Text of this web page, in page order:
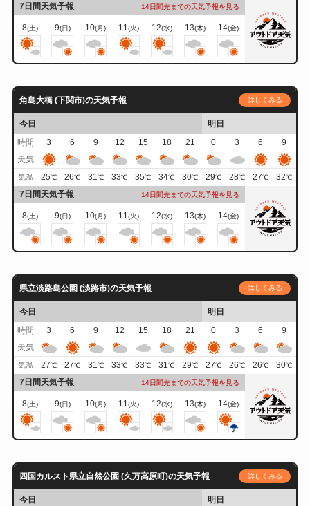
7日間天気予報 14日間先までの天気予報を見る
8(土) 9(日) 10(月) 11 (火) 12(水) 13(木) 14(金)
角島大橋 (下関市)の天気予報 詳しくみる
今日
明日
時間
3 6 9 12 15 18 21 0 3 6
9
天気
気温 25℃ 26℃ 31℃ 33℃ 35℃ 34℃ 30℃ 29℃ 28℃ 27℃ 32℃
7日間天気予報 14日間先までの天気予報を見る
8(土) 9(日) 10(月) 11(火) 12(水) 13(木) 14(金)
県立淡路島公園 (淡路市)の天気予報 詳しくみる
今日
明日
時間
3 6 9 12 15 18 21 0 3 6
9
天気
気温 27℃ 27℃ 31℃ 33℃ 33℃ 31℃ 29℃ 27℃ 26℃ 26℃ 30℃
7日間天気予報 14日間先までの天気予報を見る
8(土) 9(日) 10(月) 11(火) 12(水) 13(木) 14(金)
四国カルスト県立自然公園 (久万高原町)の天気予報 詳しくみる
今日
明日